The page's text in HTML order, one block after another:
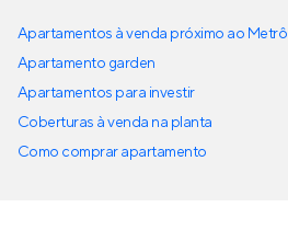
Apartamentos à venda próximo ao Metrô
Apartamento garden
Apartamentos para investir
Coberturas à venda na planta
Como comprar apartamento